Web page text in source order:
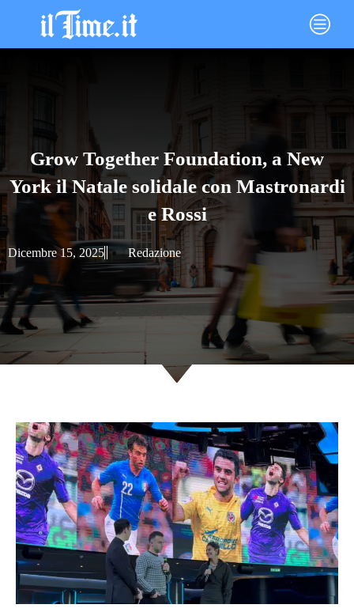
contenuto
Main
Menu
Grow Together Foundation, a New
York il Natale solidale con Mastronardi
e Rossi
Dicembre 15, 2025 Redazione